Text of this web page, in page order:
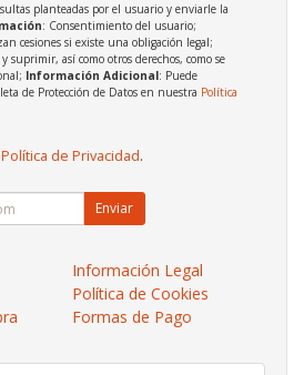
planteadas por el usuario y enviarle la
: Consentimiento del usuario;
cesiones si existe una obligación legal;
suprimir, así como otros derechos, como se
Información Adicional: Puede
de Protección de Datos en nuestra Política
Política de Privacidad.
Enviar
Información Legal
Política de Cookies
Formas de Pago